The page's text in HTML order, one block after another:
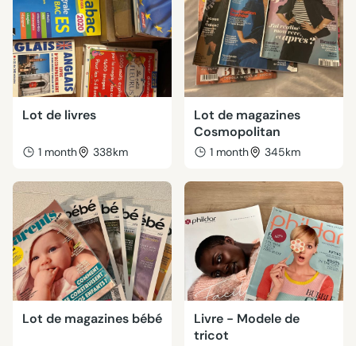
Lot de livres
1 month 338km
Lot de magazines
Cosmopolitan
1 month 345km
Lot de magazines bébé
Livre - Modele de
tricot